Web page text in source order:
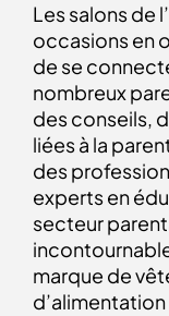
Les salons de
occasions en
de se
nombreux
des conseils,
liées à la
des
experts en
secteur
marque de